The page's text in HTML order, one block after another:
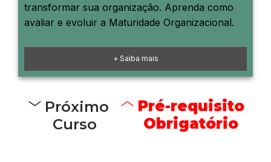
transformar sua organização. Aprenda como
avaliar e evoluir a Maturidade Organizacional.
+ Saiba mais
Próximo
Curso
Pré-requisito
Obrigatório